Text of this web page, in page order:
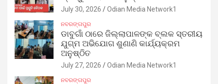
July 30, 2026 Odian Media Network1
ନବରଙ୍ଗପୁର
ଡାବୁଗାଁ ଠାରେ ଜିଲ୍ଲାପାଳଙ୍କ ବ୍ଲକ ସ୍ତରୀୟ
ଯୁଗ୍ମ ଅଭିଯୋଗ ଶୁଣାଣି କାର୍ଯ୍ୟକ୍ରମ
ଅନୁଷ୍ଠିତ
July 27, 2026 Odian Media Network1
ନବରଙ୍ଗପୁର